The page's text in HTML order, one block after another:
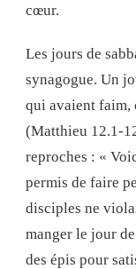
cœur.
Les jours de
synagogue. Un
qui avaient faim,
(Matthieu 12.1-
reproches : «
permis de faire
disciples ne
manger le jour
des épis pour